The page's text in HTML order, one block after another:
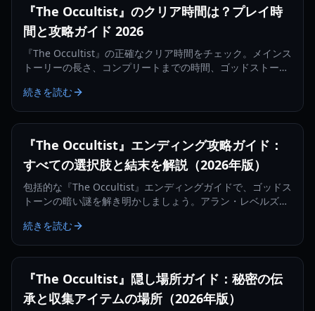
『The Occultist』のクリア時間は？プレイ時
間と攻略ガイド 2026
『The Occultist』の正確なクリア時間をチェック。メインス
トーリーの長さ、コンプリートまでの時間、ゴッドストーン
続きを読む
『The Occultist』エンディング攻略ガイド：
すべての選択肢と結末を解説（2026年版）
包括的な『The Occultist』エンディングガイドで、ゴッドス
トーンの暗い謎を解き明かしましょう。アラン・レベルズの
く解説します。
続きを読む
『The Occultist』隠し場所ガイド：秘密の伝
承と収集アイテムの場所（2026年版）